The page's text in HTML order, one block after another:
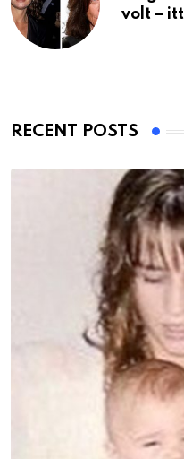
volt –
RECENT POSTS